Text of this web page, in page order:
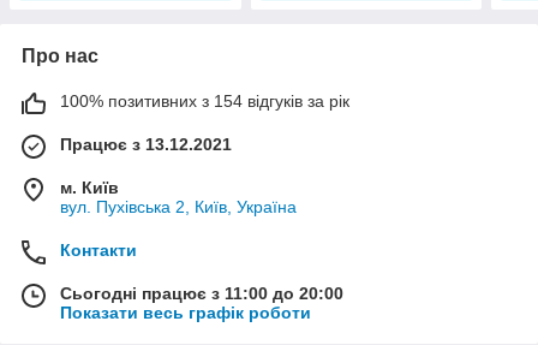
Про нас
100% позитивних з 154 відгуків за рік
Працює з 13.12.2021
м. Київ
вул. Пухівська 2, Київ, Україна
Контакти
Сьогодні працює з 11:00 до 20:00
Показати весь графік роботи